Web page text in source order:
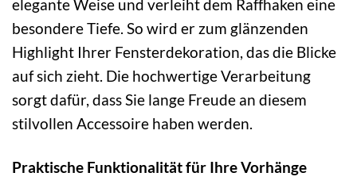
elegante Weise und verleiht dem Raffhaken eine
besondere Tiefe. So wird er zum glänzenden
Highlight Ihrer Fensterdekoration, das die Blicke
auf sich zieht. Die hochwertige Verarbeitung
sorgt dafür, dass Sie lange Freude an diesem
stilvollen Accessoire haben werden.
Praktische Funktionalität für Ihre Vorhänge